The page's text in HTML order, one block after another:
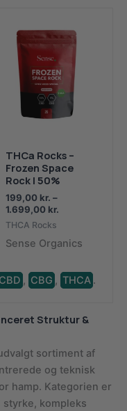
THCa Rocks –
Frozen Space
Rock | 50%
199,00 kr. –
1.699,00 kr.
1.699,00 kr.
THCA Rocks
Sense Organics
CBD CBG THCA .
Struktur &
sortiment af
og teknisk
hamp. Kategorien er
kompleks